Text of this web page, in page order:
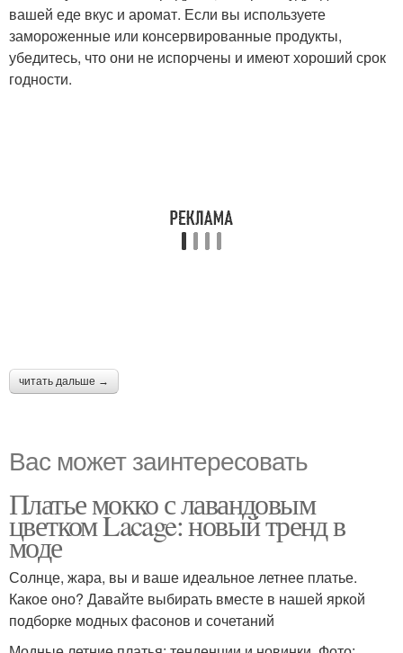
вашей еде вкус и аромат. Если вы используете
замороженные или консервированные продукты,
убедитесь, что они не испорчены и имеют хороший срок
годности.
читать дальше →
Вас может заинтересовать
Платье мокко с лавандовым
цветком Lacage: новый тренд в
моде
Солнце, жара, вы и ваше идеальное летнее платье.
Какое оно? Давайте выбирать вместе в нашей яркой
подборке модных фасонов и сочетаний